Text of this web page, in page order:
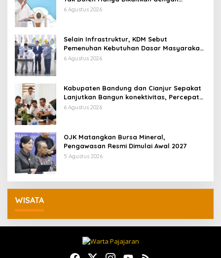
Ekonomi
6 Agustus 2026
Selain Infrastruktur, KDM Sebut
Pemenuhan Kebutuhan Dasar Masyarakat
Jadi Fokus APBD Jabar 2027
6 Agustus 2026
Kabupaten Bandung dan Cianjur Sepakat
Lanjutkan Bangun konektivitas, Percepat
Pertumbuhan Ekonomi Daerah
6 Agustus 2026
OJK Matangkan Bursa Mineral,
Pengawasan Resmi Dimulai Awal 2027
5 Agustus 2026
WISATA